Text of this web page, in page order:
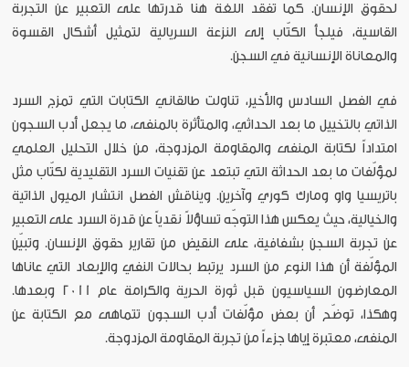
لحقوق الإنسان. كما تفقد اللغة هنا قدرتها على التعبير عن التجربة
القاسية، فيلجأ الكتّاب إلى النزعة السريالية لتمثيل أشكال القسوة
والمعاناة الإنسانية في السجن.
في الفصل السادس والأخير، تناولت طالقاني الكتابات التي تمزج السرد
الذاتي بالتخييل ما بعد الحداثي، والمتأثرة بالمنفى، ما يجعل أدب السجون
امتداداً لكتابة المنفى والمقاومة المزدوجة، من خلال التحليل العلمي
لمؤلّفات ما بعد الحداثة التي تبتعد عن تقنيات السرد التقليدية لكتّاب مثل
باتريسيا واو ومارك كوري وآخرين. ويناقش الفصل انتشار الميول الذاتية
والخيالية، حيث يعكس هذا التوجّه تساؤلاً نقدياً عن قدرة السرد على التعبير
عن تجربة السجن بشفافية، على النقيض من تقارير حقوق الإنسان. وتبيّن
المؤلّفة أن هذا النوع من السرد يرتبط بحالات النفي والإبعاد التي عاناها
المعارضون السياسيون قبل ثورة الحرية والكرامة عام 2011 وبعدها.
وهكذا، توضّح أن بعض مؤلّفات أدب السجون تتماهى مع الكتابة عن
المنفى، معتبرة إياها جزءاً من تجربة المقاومة المزدوجة.